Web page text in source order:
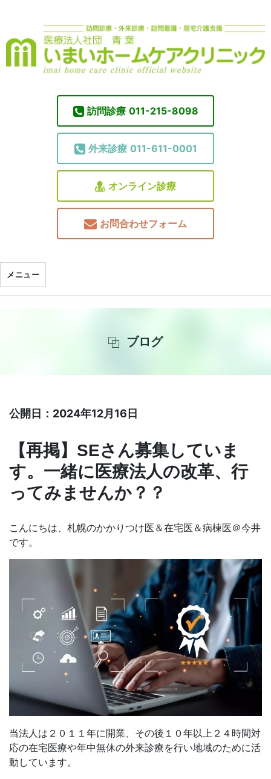
訪問診療 011-215-8098
外来診療 011-611-0001
オンライン診療
お問合わせフォーム
メニュー
ブログ
公開日：2024年12月16日
【再掲】SEさん募集していま
す。一緒に医療法人の改革、行
ってみませんか？？
こんにちは、札幌のかかりつけ医＆在宅医＆病棟医＠今井
です。
当法人は２０１１年に開業、その後１０年以上２４時間対
応の在宅医療や年中無休の外来診療を行い地域のために活
動しています。